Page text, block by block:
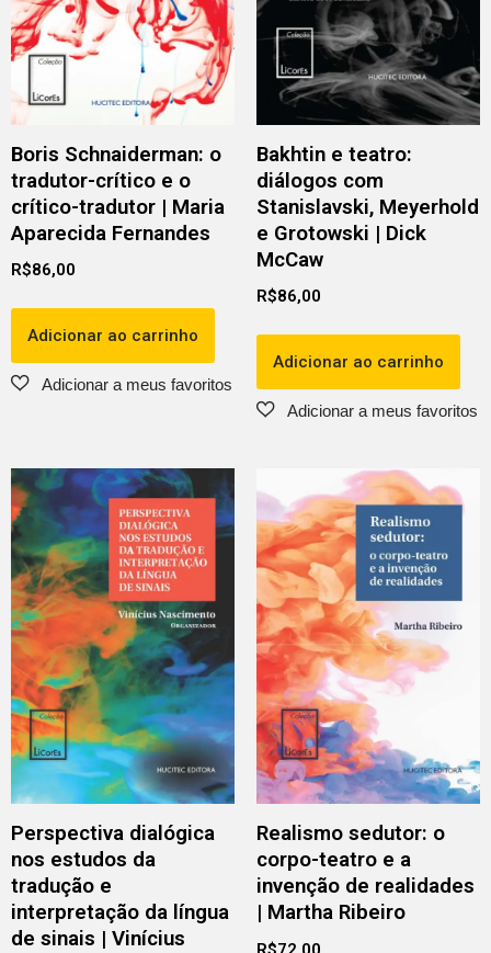
Boris Schnaiderman: o
tradutor-crítico e o
crítico-tradutor | Maria
Aparecida Fernandes
R$86,00
Adicionar ao carrinho
Bakhtin e teatro:
diálogos com
Stanislavski, Meyerhold
e Grotowski | Dick
McCaw
R$86,00
Adicionar ao carrinho
Perspectiva dialógica
nos estudos da
tradução e
interpretação da língua
de sinais | Vinícius
Realismo sedutor: o
corpo-teatro e a
invenção de realidades
| Martha Ribeiro